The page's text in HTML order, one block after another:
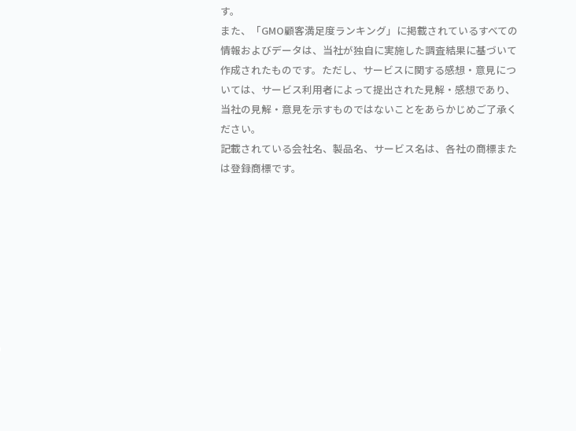
す。
また、「GMO顧客満足度ランキング」に掲載されているすべての
情報およびデータは、当社が独自に実施した調査結果に基づいて
作成されたものです。ただし、サービスに関する感想・意見につ
いては、サービス利用者によって提出された見解・感想であり、
当社の見解・意見を示すものではないことをあらかじめご了承く
ださい。
記載されている会社名、製品名、サービス名は、各社の商標また
は登録商標です。